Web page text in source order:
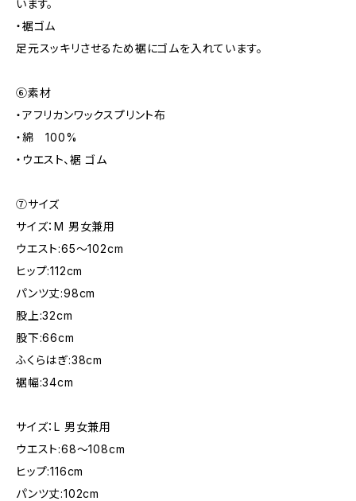
います。
・裾ゴム
足元スッキリさせるため裾にゴムを入れています。
⑥素材
・アフリカンワックスプリント布
・綿 100%
・ウエスト、裾 ゴム
⑦サイズ
サイズ：M 男女兼用
ウエスト:65～102cm
ヒップ:112cm
パンツ丈:98cm
股上:32cm
股下:66cm
ふくらはぎ:38cm
裾幅:34cm
サイズ：L 男女兼用
ウエスト:68〜108cm
ヒップ:116cm
パンツ丈:102cm